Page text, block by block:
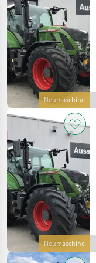
Neumaschine
Neumaschine